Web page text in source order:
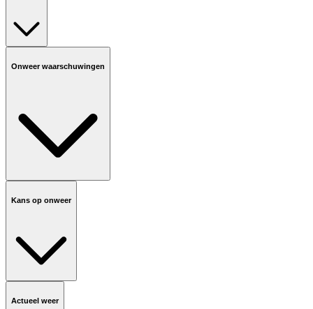
Onweer waarschuwingen
Kans op onweer
Actueel weer